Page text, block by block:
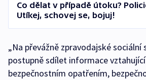
Co dělat v případě útoku?
Utíkej, schovej se, bojuj!
„Na převážně zpravodajské sociální
postupně sdílet informace
bezpečnostním opatřením,